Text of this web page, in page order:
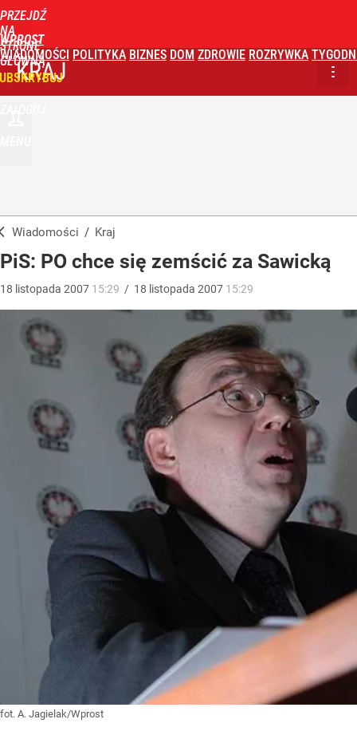
PRZEJDŹ
NA
STRONĘ
GŁÓWNĄ
WPROST
WIADOMOŚCI POLITYKA BIZNES DOM ZDROWIE ROZRYWKA
KRAJ
Wiadomości / Kraj
PiS: PO chce się zemścić za Sawicką
18 listopada 2007 15:29 / 18 listopada 2007 15:29
fot. A. Jagielak/Wprost